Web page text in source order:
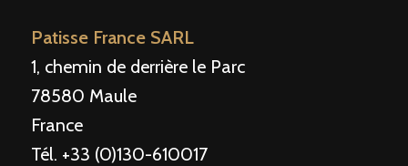
Patisse France SARL
1, chemin de derrière le Parc
78580 Maule
France
Tél. +33 (0)130-610017